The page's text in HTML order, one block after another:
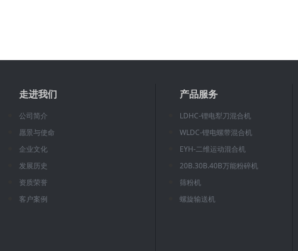
走进我们
公司简介
愿景与使命
企业文化
发展历史
资质荣誉
客户案例
产品服务
LDHC-锂电犁刀混合机
WLDC-锂电螺带混合机
EYH-二维运动混合机
20B.30B.40B万能粉碎机
筛粉机
螺旋输送机